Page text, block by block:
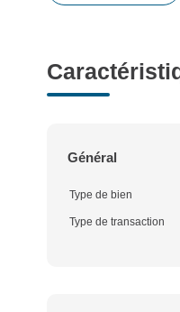
Général
Type de bien
Type de transaction